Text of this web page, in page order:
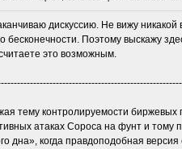
дискуссию. Не вижу
бесконечности. Поэтому выскажу
это возможным.
тему контролируемости биржевых
атаках Сороса на фунт и
дна», когда правдоподобная